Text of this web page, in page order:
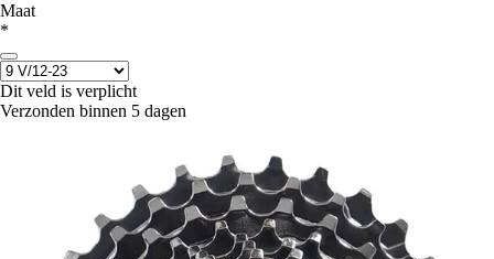
Maat
*
Dit veld is verplicht
Verzonden binnen 5 dagen